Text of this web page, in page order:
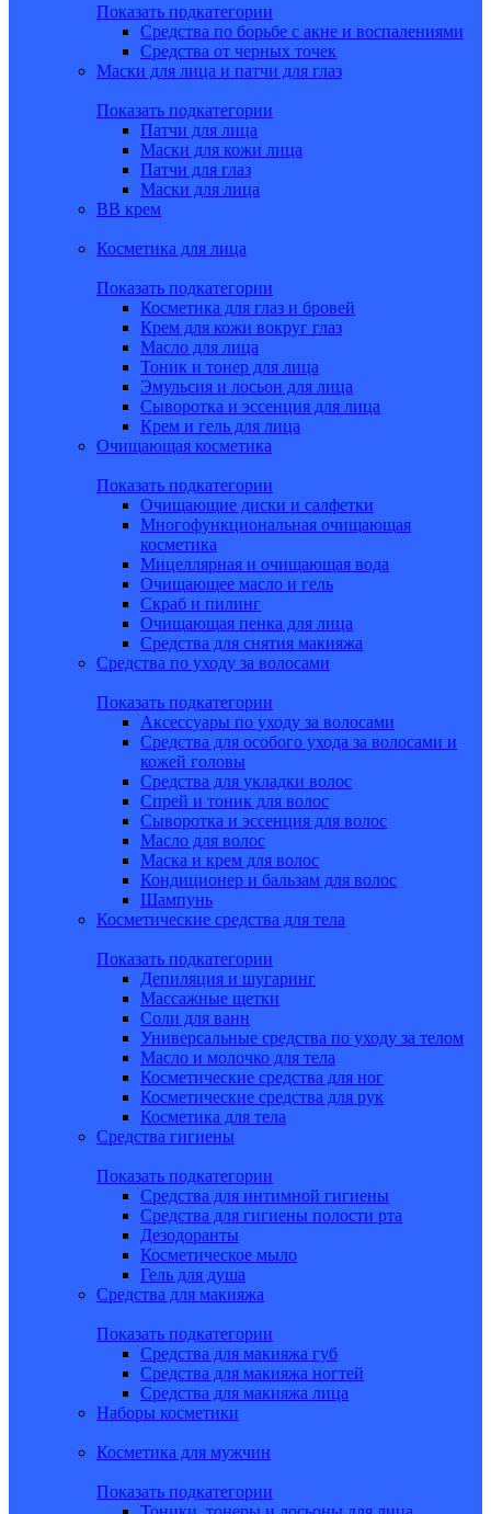
Показать подкатегории
Средства по борьбе с акне и воспалениями
Средства от черных точек
Маски для лица и патчи для глаз
Показать подкатегории
Патчи для лица
Маски для кожи лица
Патчи для глаз
Маски для лица
BB крем
Косметика для лица
Показать подкатегории
Косметика для глаз и бровей
Крем для кожи вокруг глаз
Масло для лица
Тоник и тонер для лица
Эмульсия и лосьон для лица
Сыворотка и эссенция для лица
Крем и гель для лица
Очищающая косметика
Показать подкатегории
Очищающие диски и салфетки
Многофункциональная очищающая
косметика
Мицеллярная и очищающая вода
Очищающее масло и гель
Скраб и пилинг
Очищающая пенка для лица
Средства для снятия макияжа
Средства по уходу за волосами
Показать подкатегории
Аксессуары по уходу за волосами
Средства для особого ухода за волосами и
кожей головы
Средства для укладки волос
Спрей и тоник для волос
Сыворотка и эссенция для волос
Масло для волос
Маска и крем для волос
Кондиционер и бальзам для волос
Шампунь
Косметические средства для тела
Показать подкатегории
Депиляция и шугаринг
Массажные щетки
Соли для ванн
Универсальные средства по уходу за телом
Масло и молочко для тела
Косметические средства для ног
Косметические средства для рук
Косметика для тела
Средства гигиены
Показать подкатегории
Средства для интимной гигиены
Средства для гигиены полости рта
Дезодоранты
Косметическое мыло
Гель для душа
Средства для макияжа
Показать подкатегории
Средства для макияжа губ
Средства для макияжа ногтей
Средства для макияжа лица
Наборы косметики
Косметика для мужчин
Показать подкатегории